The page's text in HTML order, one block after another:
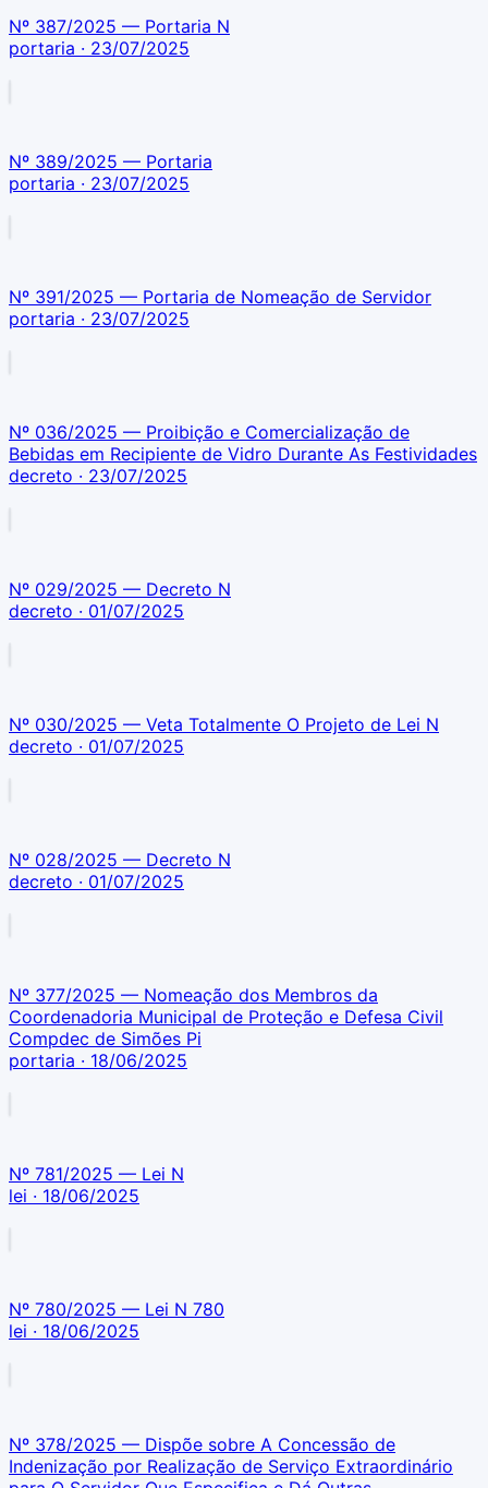
Nº 387/2025 — Portaria N
portaria · 23/07/2025
Nº 389/2025 — Portaria
portaria · 23/07/2025
Nº 391/2025 — Portaria de Nomeação de Servidor
portaria · 23/07/2025
Nº 036/2025 — Proibição e Comercialização de
Bebidas em Recipiente de Vidro Durante As Festividades
decreto · 23/07/2025
Nº 029/2025 — Decreto N
decreto · 01/07/2025
Nº 030/2025 — Veta Totalmente O Projeto de Lei N
decreto · 01/07/2025
Nº 028/2025 — Decreto N
decreto · 01/07/2025
Nº 377/2025 — Nomeação dos Membros da
Coordenadoria Municipal de Proteção e Defesa Civil
Compdec de Simões Pi
portaria · 18/06/2025
Nº 781/2025 — Lei N
lei · 18/06/2025
Nº 780/2025 — Lei N 780
lei · 18/06/2025
Nº 378/2025 — Dispõe sobre A Concessão de
Indenização por Realização de Serviço Extraordinário